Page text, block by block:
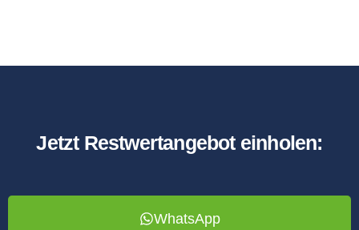
Jetzt Restwertangebot einholen:
WhatsApp